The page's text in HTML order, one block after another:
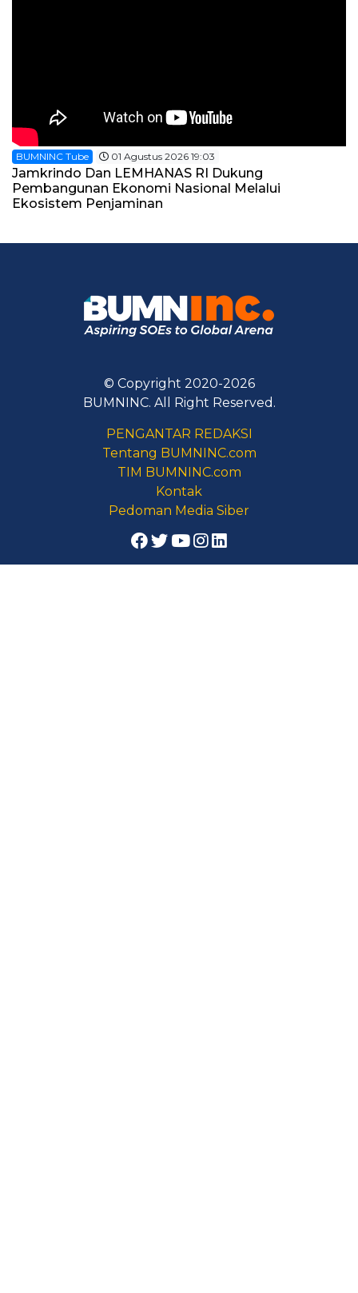
BUMNINC Tube 01 Agustus 2026 19:03
Jamkrindo Dan LEMHANAS RI Dukung
Pembangunan Ekonomi Nasional Melalui
Ekosistem Penjaminan
© Copyright 2020-2026
BUMNINC. All Right Reserved.
PENGANTAR REDAKSI
Tentang BUMNINC.com
TIM BUMNINC.com
Kontak
Pedoman Media Siber